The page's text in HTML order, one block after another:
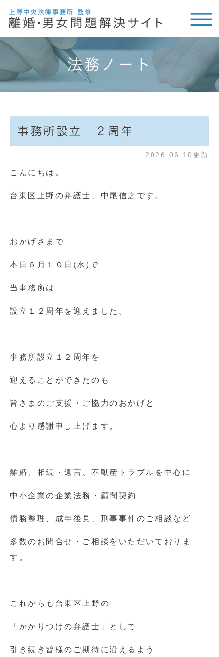
法務ノート
事務所設立１２周年
2026.06.10更新
こんにちは。
台東区上野の弁護士、中尾信之です。
おかげさまで
本日６月１０日(水)で
当事務所は
設立１２周年を迎えました。
事務所設立１２周年を
迎えることができたのも
皆さまのご支援・ご協力のおかげと
心より感謝申し上げます。
離婚、相続・遺言、不動産トラブルを中心に
中小企業の企業法務・顧問契約
債務整理、成年後見、刑事事件のご相談など
多数のお問合せ・ご相談をいただいておりま
す。
これからも台東区上野の
「かかりつけの弁護士」として
引き続き皆様のご期待に沿えるよう